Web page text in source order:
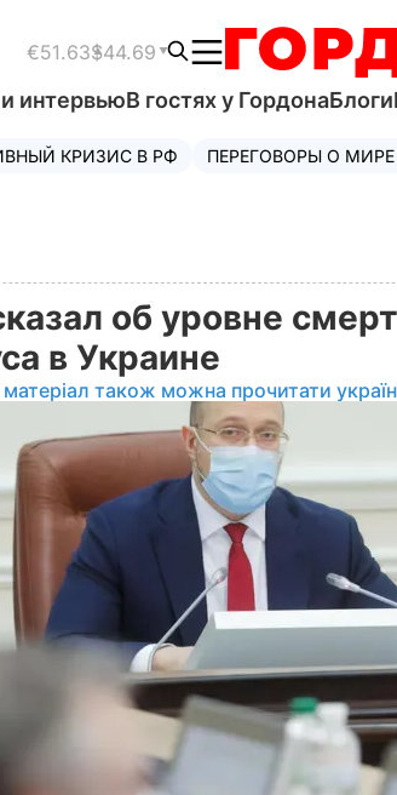
€51.63$44.69
интервьюВ гостях у ГордонаБлоги
КРИЗИС В РФ ПЕРЕГОВОРЫ О МИРЕ
об уровне
в Украине
також можна прочитати